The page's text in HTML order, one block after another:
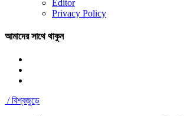
Editor
Privacy Policy
আমাদের সাথে থাকুন
/বিশ্বজুড়ে